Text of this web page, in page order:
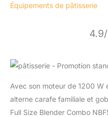
Équipements de pâtisserie
Avec son moteur de 1200
alterne carafe familiale et
Full Size Blender Combo